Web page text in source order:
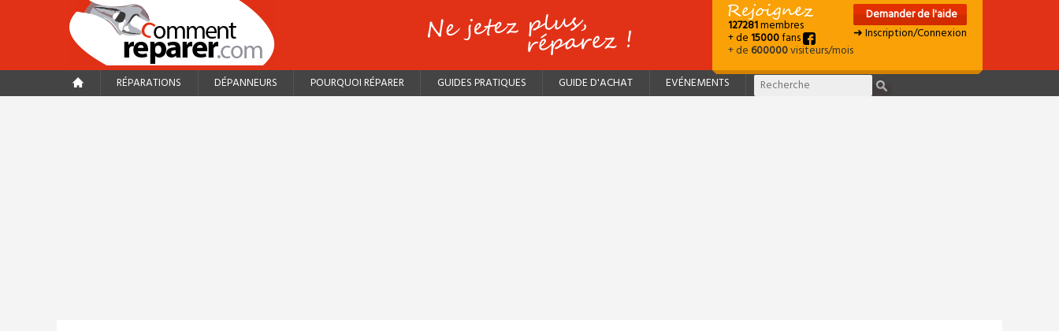
127281membres
+ de15000fans
+ de600000visiteurs/mois
Demander de l'aide
➜ Inscription/Connexion
RÉPARATIONS DÉPANNEURS POURQUOI RÉPARER GUIDES PRATIQUES GUIDE D'ACHAT EVÉNEMENTS